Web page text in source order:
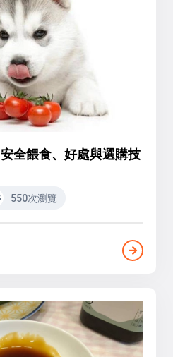
全餵食、好處與選購技
550次瀏覽